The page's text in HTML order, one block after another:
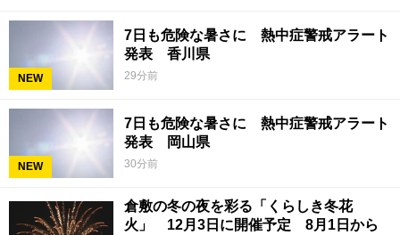
NEW
7日も危険な暑さに 熱中症警戒アラート
発表 香川県
29分前
NEW
7日も危険な暑さに 熱中症警戒アラート
発表 岡山県
30分前
倉敷の冬の夜を彩る「くらしき冬花
火」 12月3日に開催予定 8月1日から